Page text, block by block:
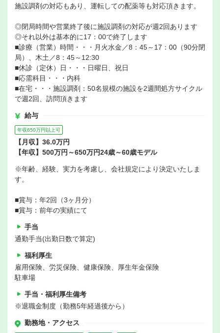
施設調剤の対応もあり、運転しての配薬等も対応頂きます。
◎閉局時間や営業終了後に施設調剤の対応が週2回あります
◎それ以外は基本的に17：00で終了します
■診療（営業）時間・・・月火水金／8：45～17：00（90分閉
局）、木土／8：45～12:30
■休診（定休）日・・・日曜日、祝日
■応需科目・・・内科
■在宅・・・施設調剤：50名規模の施設を2週間処方サイクル
で週2回、訪問頂きます
給与
年収650万円以上可
【月収】36.0万円
【年収】500万円～650万円24歳～60歳モデル
※年齢、経験、実力を考慮し、会社規定により決定いたしま
す。
■賞与：年2回（3ヶ月分）
■賞与：前年の実績にて
手当
通勤手当(出勤日数で算定)
福利厚生
雇用保険、労災保険、健康保険、厚生年金保険
駐車場
手当・福利厚生備考
※退職金制度（勤務5年経過後から）
勤務地・アクセス